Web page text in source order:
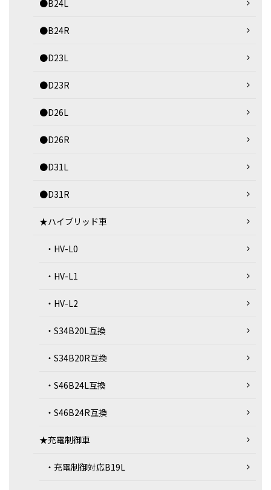
●B24L
●B24R
●D23L
●D23R
●D26L
●D26R
●D31L
●D31R
★ハイブリッド車
・HV-L0
・HV-L1
・HV-L2
・S34B20L互換
・S34B20R互換
・S46B24L互換
・S46B24R互換
★充電制御車
・充電制御対応B19L